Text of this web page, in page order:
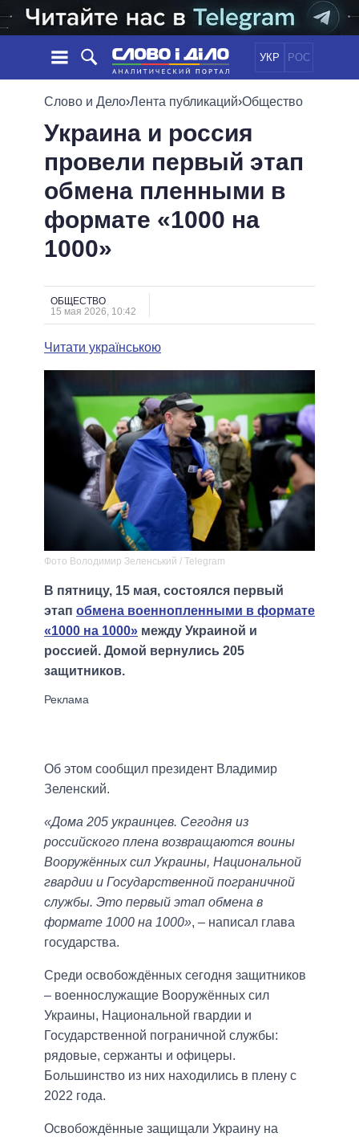
УКР РОС
НОВОСТИ
ЛЕНТА
СОБЫТИЯ
СТАТЬИ
ОБЗОРЫ
ДАЙДЖЕСТЫ
ПОЛИТИКА
ЭКОНОМИКА
ОБЩЕСТВО
ОБЕЩАНИЯ
ПОЛИТИКИ
ПРЕЗИДЕНТ И ОФИС
ВЕРХОВНАЯ РАДА
ГЛАВЫ ОБЛАДМИНИСТРАЦИЙ
МЭРЫ
ВСЕ ПЕРСОНЫ
СРАВНЕНИЕ ПОЛИТИКОВ
Слово и Дело›Лента публикаций›Общество
Украина и россия
провели первый этап
обмена пленными в
формате «1000 на
1000»
ОБЩЕСТВО
15 мая 2026, 10:42
Читати українською
Фото Володимир Зеленський / Telegram
В пятницу, 15 мая, состоялся первый
этап обмена военнопленными в формате
«1000 на 1000» между Украиной и
россией. Домой вернулись 205
защитников.
Об этом сообщил президент Владимир
Зеленский.
«Дома 205 украинцев. Сегодня из
российского плена возвращаются воины
Вооружённых сил Украины, Национальной
гвардии и Государственной пограничной
службы. Это первый этап обмена в
формате 1000 на 1000», – написал глава
государства.
Среди освобождённых сегодня защитников
– военнослужащие Вооружённых сил
Украины, Национальной гвардии и
Государственной пограничной службы:
рядовые, сержанты и офицеры.
Большинство из них находились в плену с
2022 года.
Освобождённые защищали Украину на